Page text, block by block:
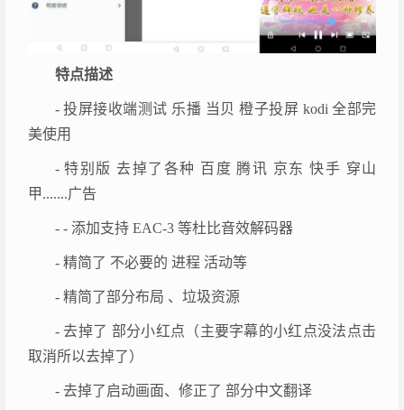
特点描述
- 投屏接收端测试 乐播 当贝 橙子投屏 kodi 全部完
美使用
- 特别版 去掉了各种 百度 腾讯 京东 快手 穿山
甲.......广告
- - 添加支持 EAC-3 等杜比音效解码器
- 精简了 不必要的 进程 活动等
- 精简了部分布局 、垃圾资源
- 去掉了 部分小红点（主要字幕的小红点没法点击
取消所以去掉了）
- 去掉了启动画面、修正了 部分中文翻译